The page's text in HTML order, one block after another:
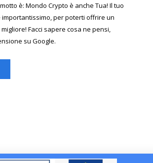
è: Mondo Crypto è anche Tua! Il tuo
per poterti offrire un
Facci sapere cosa ne pensi,
su Google.